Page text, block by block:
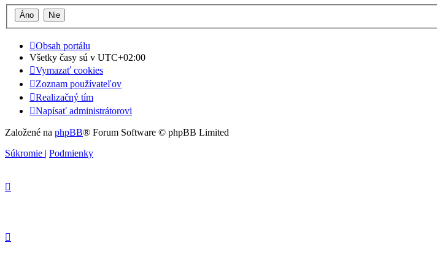
Obsah portálu
Všetky časy sú v UTC+02:00
Vymazať cookies
Zoznam používateľov
Realizačný tím
Napísať administrátorovi
Založené na phpBB® Forum Software © phpBB Limited
Súkromie | Podmienky